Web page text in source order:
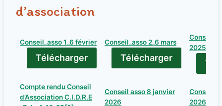
d’association
Conseil_asso 1_6 février
Télécharger
Conseil_asso 2_6 mars
Télécharger
Conseil
2025_v2
Compte rendu Conseil
d’Association C.I.D.R.E
Conseil asso 8 janvier
2026
Conseil
2026[82]